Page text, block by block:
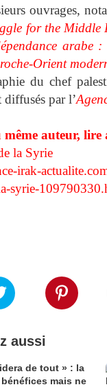
ouvrages,
for the Middle
arabe
Orient
du chef
diffusés par l’
même auteur, lire
la Syrie
irak-
syrie-
aussi
de tout » : la
mais ne